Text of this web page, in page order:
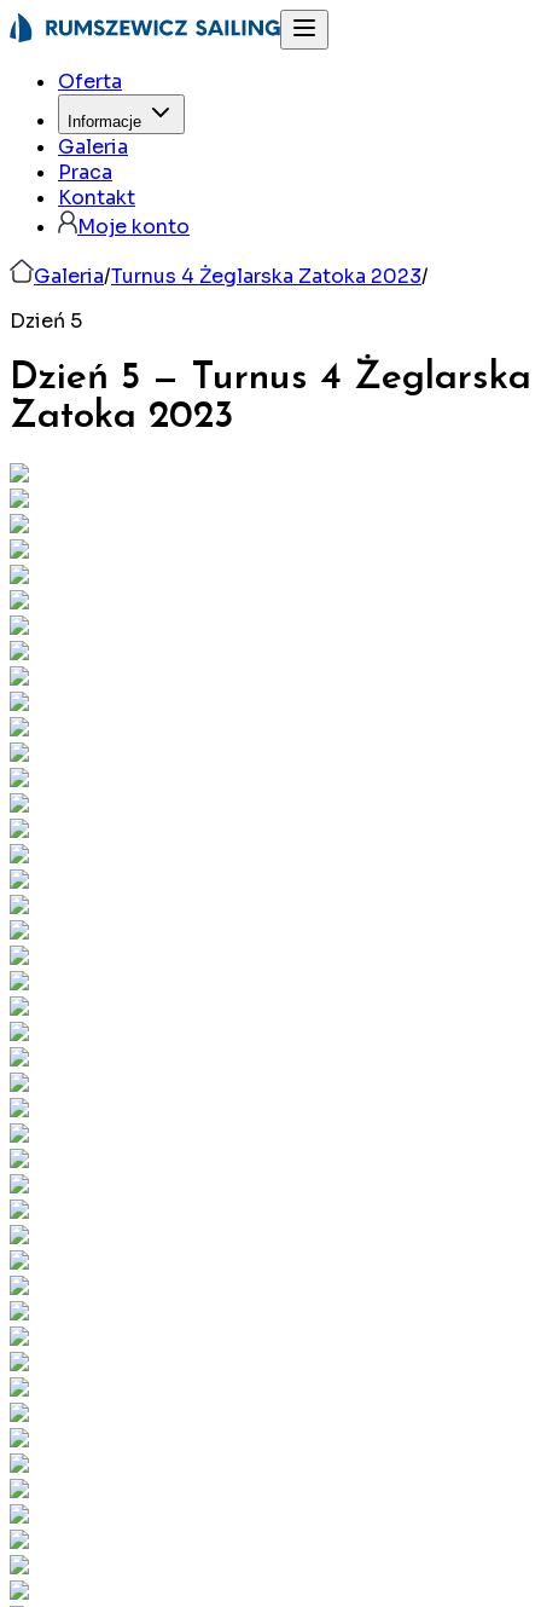
Oferta
Informacje
Galeria
Praca
Kontakt
Moje konto
Galeria/Turnus 4 Żeglarska Zatoka 2023/
Dzień 5
Dzień 5 —
Turnus 4 Żeglarska
Zatoka 2023